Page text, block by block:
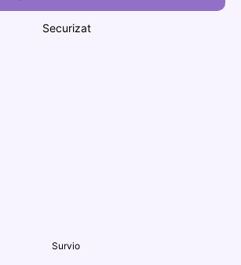
Securizat
Survio